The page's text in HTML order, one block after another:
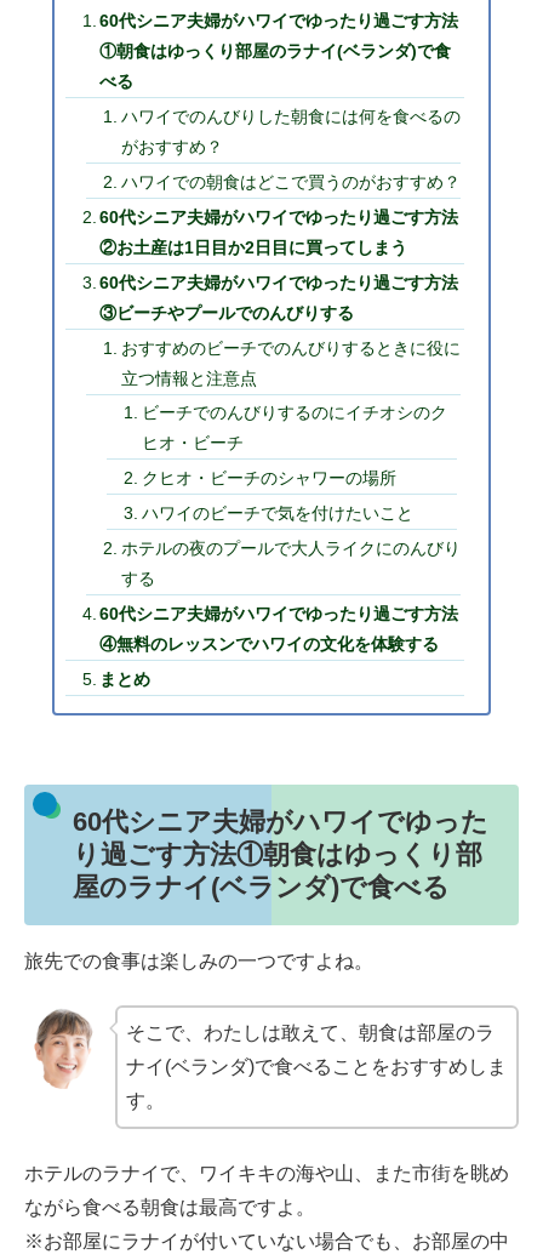
60代シニア夫婦がハワイでゆったり過ごす方法
①朝食はゆっくり部屋のラナイ(ベランダ)で食
べる
ハワイでのんびりした朝食には何を食べるの
がおすすめ？
ハワイでの朝食はどこで買うのがおすすめ？
60代シニア夫婦がハワイでゆったり過ごす方法
②お土産は1日目か2日目に買ってしまう
60代シニア夫婦がハワイでゆったり過ごす方法
③ビーチやプールでのんびりする
おすすめのビーチでのんびりするときに役に
立つ情報と注意点
ビーチでのんびりするのにイチオシのク
ヒオ・ビーチ
クヒオ・ビーチのシャワーの場所
ハワイのビーチで気を付けたいこと
ホテルの夜のプールで大人ライクにのんびり
する
60代シニア夫婦がハワイでゆったり過ごす方法
④無料のレッスンでハワイの文化を体験する
まとめ
60代シニア夫婦がハワイでゆった
り過ごす方法①朝食はゆっくり部
屋のラナイ(ベランダ)で食べる
旅先での食事は楽しみの一つですよね。
そこで、わたしは敢えて、朝食は部屋のラ
ナイ(ベランダ)で食べることをおすすめしま
す。
ホテルのラナイで、ワイキキの海や山、また市街を眺め
ながら食べる朝食は最高ですよ。
※お部屋にラナイが付いていない場合でも、お部屋の中